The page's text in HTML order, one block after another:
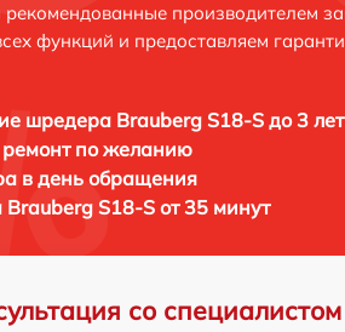
производителем
функций и предоставляем
шредера Brauberg S18-S до 3 лет
ремонт по желанию
в день обращения
S18-S от 35 минут
со специалистом